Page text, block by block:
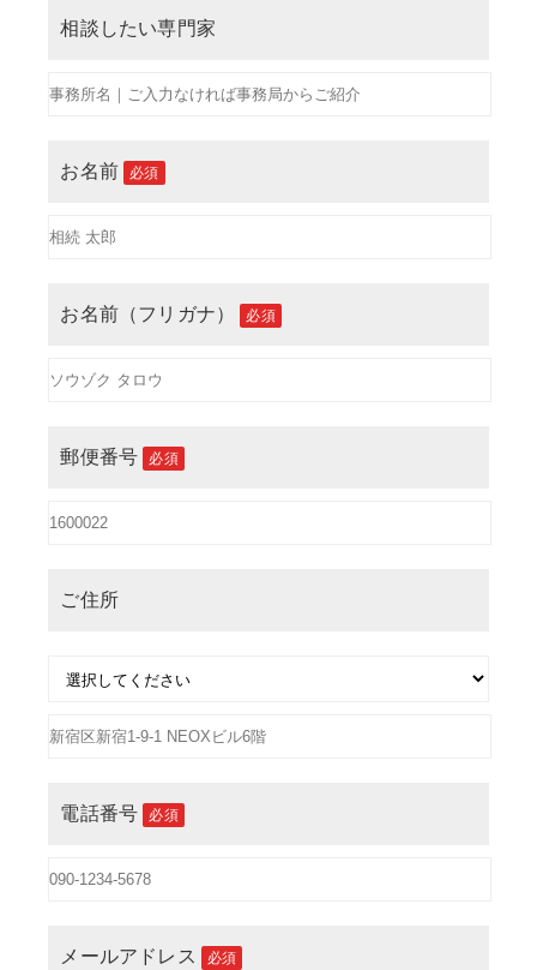
相談したい専門家
お名前 必須
お名前（フリガナ） 必須
郵便番号 必須
ご住所
電話番号 必須
メールアドレス 必須